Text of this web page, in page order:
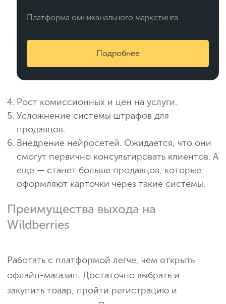
Платформа омниканального маркетинга
Подробнее
Рост комиссионных и цен на услуги.
Усложнение системы штрафов для
продавцов.
Внедрение нейросетей. Ожидается, что они
смогут первично консультировать клиентов. А
еще — станет больше продавцов, которые
оформляют карточки через такие системы.
Преимущества выхода на
Wildberries
Работать с платформой легче, чем открыть
офлайн-магазин. Достаточно выбрать и
закупить товар, пройти регистрацию и